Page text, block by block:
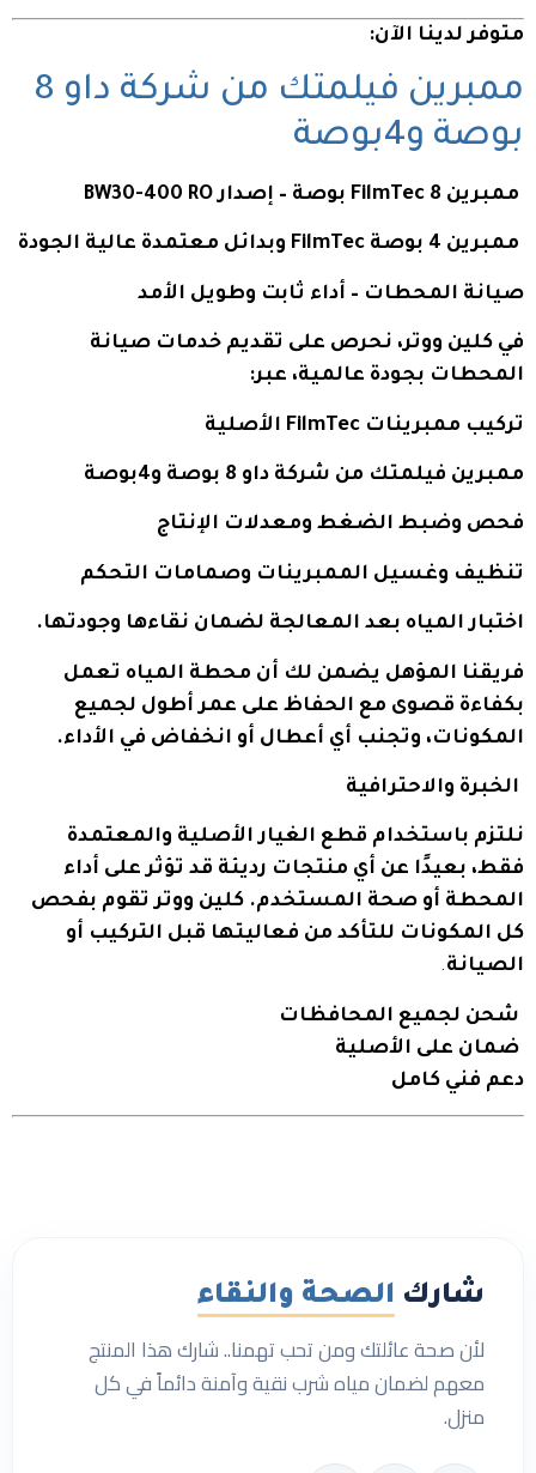
متوفر لدينا الآن:
ممبرين فيلمتك من شركة داو 8
بوصة و4بوصة
ممبرين FilmTec 8 بوصة – إصدار BW30-400 RO
ممبرين 4 بوصة FilmTec وبدائل معتمدة عالية الجودة
صيانة المحطات – أداء ثابت وطويل الأمد
في كلين ووتر، نحرص على تقديم خدمات صيانة
المحطات بجودة عالمية، عبر:
تركيب ممبرينات FilmTec الأصلية
ممبرين فيلمتك من شركة داو 8 بوصة و4بوصة
فحص وضبط الضغط ومعدلات الإنتاج
تنظيف وغسيل الممبرينات وصمامات التحكم
اختبار المياه بعد المعالجة لضمان نقاءها وجودتها.
فريقنا المؤهل يضمن لك أن محطة المياه تعمل
بكفاءة قصوى مع الحفاظ على عمر أطول لجميع
المكونات، وتجنب أي أعطال أو انخفاض في الأداء.
الخبرة والاحترافية
نلتزم باستخدام قطع الغيار الأصلية والمعتمدة
فقط، بعيدًا عن أي منتجات رديئة قد تؤثر على أداء
المحطة أو صحة المستخدم. كلين ووتر تقوم بفحص
كل المكونات للتأكد من فعاليتها قبل التركيب أو
الصيانة.
شحن لجميع المحافظات
ضمان على الأصلية
دعم فني كامل
شارك الصحة والنقاء
لأن صحة عائلتك ومن تحب تهمنا.. شارك هذا المنتج
معهم لضمان مياه شرب نقية وآمنة دائماً في كل
منزل.